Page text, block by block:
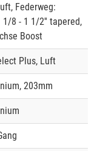
Federweg:
1/8 - 1 1/2'' tapered,
Boost
Plus, Luft
203mm